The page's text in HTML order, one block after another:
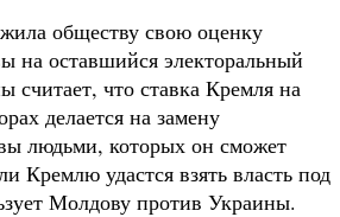
обществу свою оценку
на оставшийся электоральный
считает, что ставка Кремля на
делается на замену
людьми, которых он сможет
Кремлю удастся взять власть под
Молдову против Украины.